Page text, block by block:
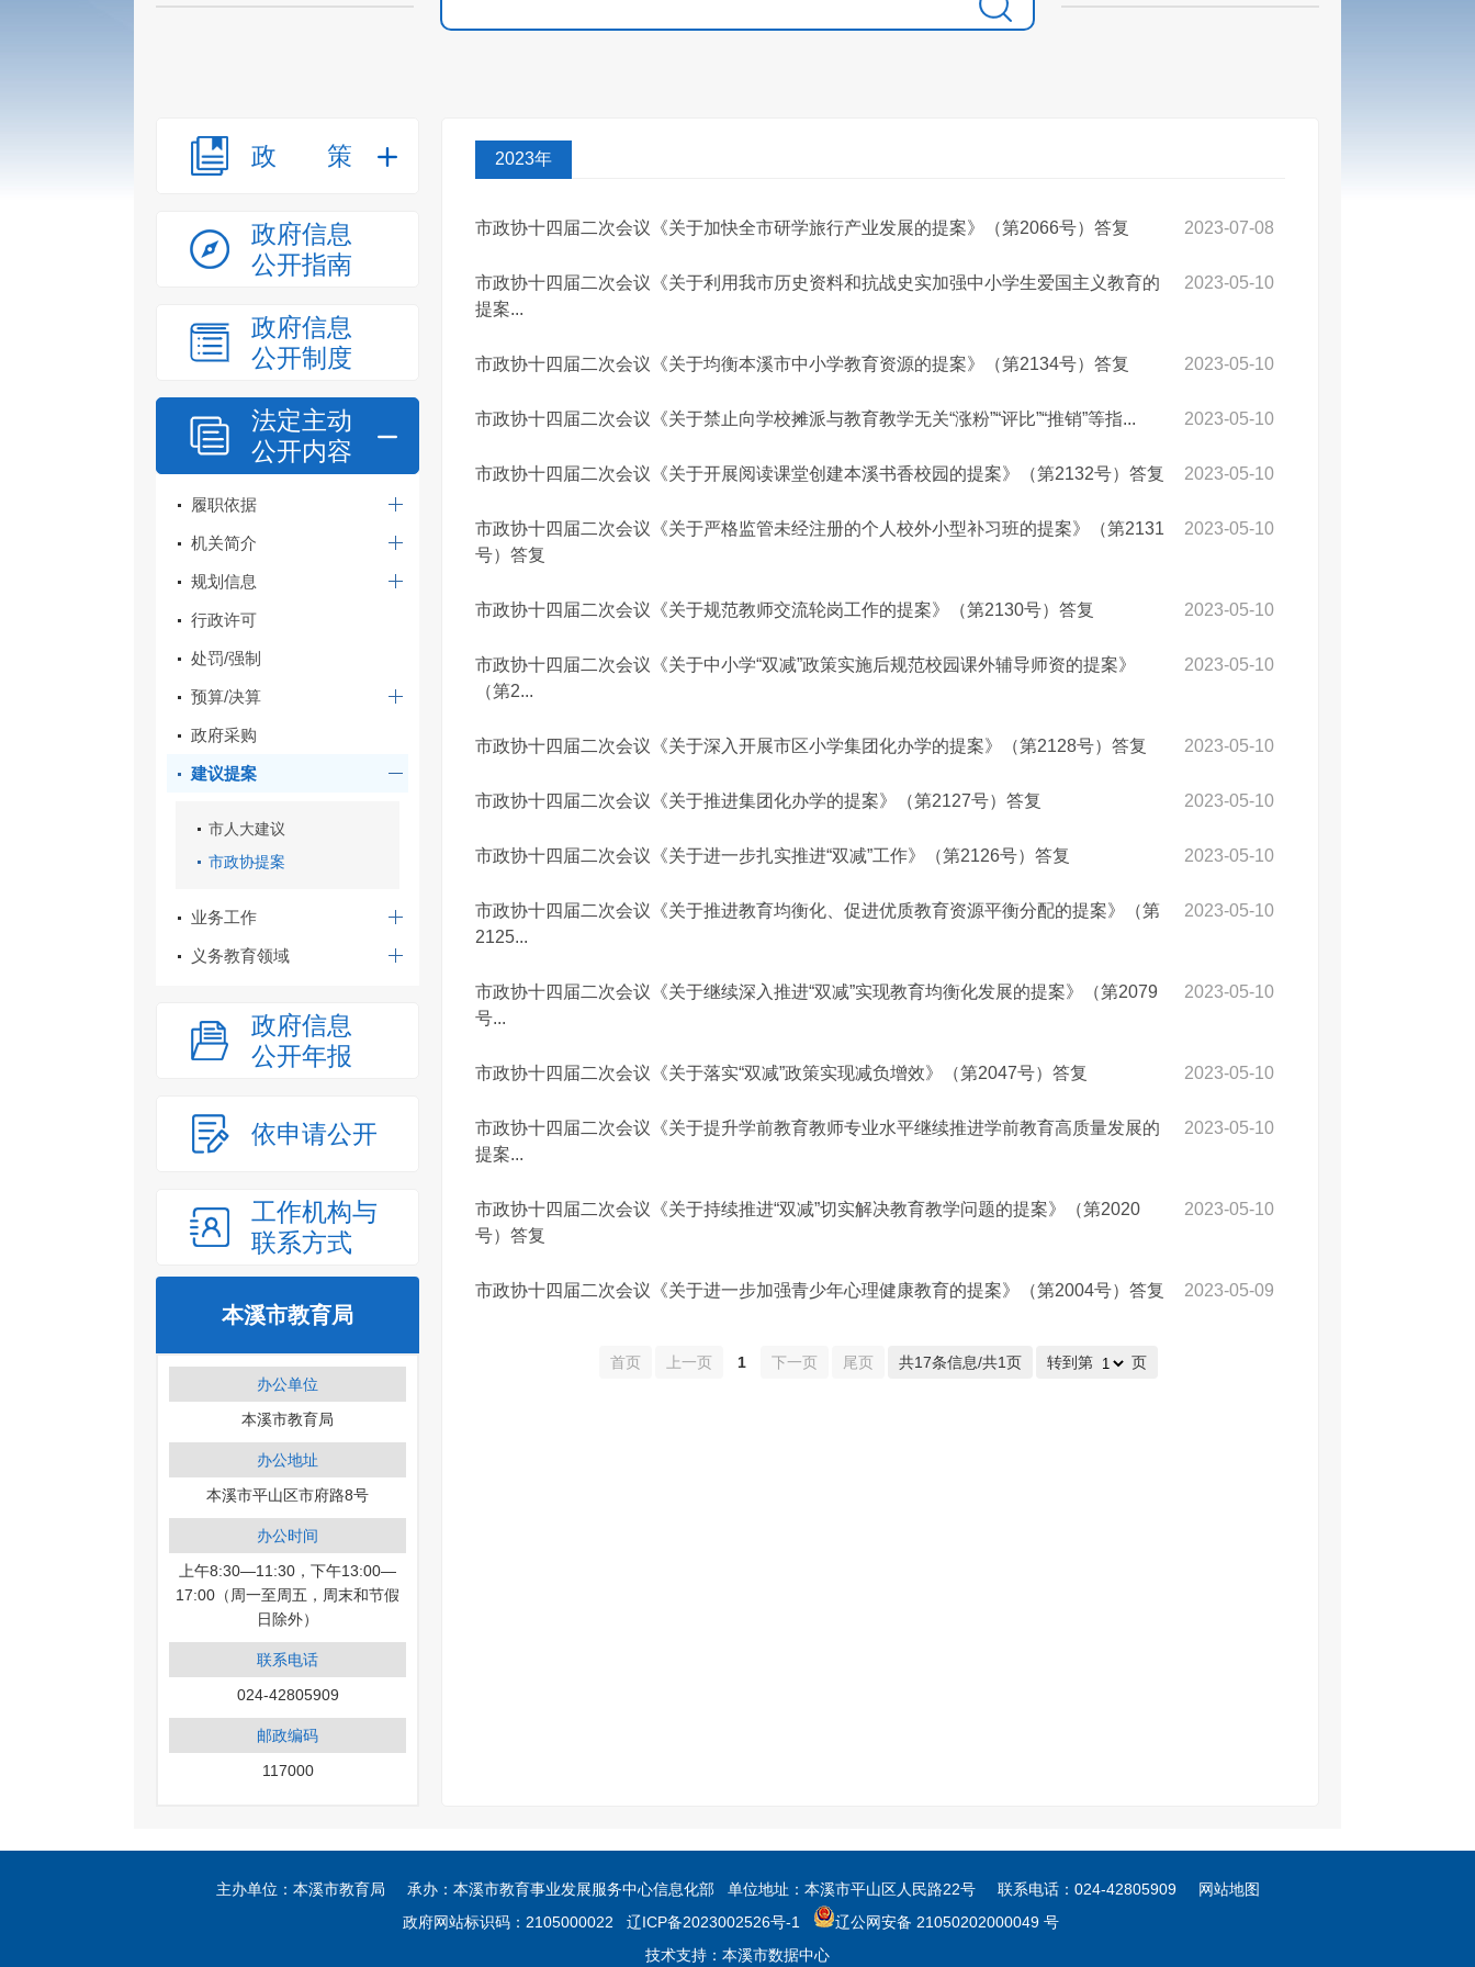
政策
政府信息
公开指南
政府信息
公开制度
法定主动
公开内容
履职依据
机关简介
规划信息
行政许可
处罚/强制
预算/决算
政府采购
建议提案
市人大建议
市政协提案
业务工作
义务教育领域
政府信息
公开年报
依申请公开
工作机构与
联系方式
本溪市教育局
办公单位
本溪市教育局
办公地址
本溪市平山区市府路8号
办公时间
上午8:30—11:30，下午13:00—
17:00（周一至周五，周末和节假
日除外）
联系电话
024-42805909
邮政编码
117000
2023年
2023-07-08
市政协十四届二次会议《关于加快全市研学旅行产业发展的提案》（第2066号）答复
2023-05-10
市政协十四届二次会议《关于利用我市历史资料和抗战史实加强中小学生爱国主义教育的
提案...
2023-05-10
市政协十四届二次会议《关于均衡本溪市中小学教育资源的提案》（第2134号）答复
2023-05-10
市政协十四届二次会议《关于禁止向学校摊派与教育教学无关“涨粉”“评比”“推销”等指...
2023-05-10
市政协十四届二次会议《关于开展阅读课堂创建本溪书香校园的提案》（第2132号）答复
2023-05-10
市政协十四届二次会议《关于严格监管未经注册的个人校外小型补习班的提案》（第2131
号）答复
2023-05-10
市政协十四届二次会议《关于规范教师交流轮岗工作的提案》（第2130号）答复
2023-05-10
市政协十四届二次会议《关于中小学“双减”政策实施后规范校园课外辅导师资的提案》
（第2...
2023-05-10
市政协十四届二次会议《关于深入开展市区小学集团化办学的提案》（第2128号）答复
2023-05-10
市政协十四届二次会议《关于推进集团化办学的提案》（第2127号）答复
2023-05-10
市政协十四届二次会议《关于进一步扎实推进“双减”工作》（第2126号）答复
2023-05-10
市政协十四届二次会议《关于推进教育均衡化、促进优质教育资源平衡分配的提案》（第
2125...
2023-05-10
市政协十四届二次会议《关于继续深入推进“双减”实现教育均衡化发展的提案》（第2079
号...
2023-05-10
市政协十四届二次会议《关于落实“双减”政策实现减负增效》（第2047号）答复
2023-05-10
市政协十四届二次会议《关于提升学前教育教师专业水平继续推进学前教育高质量发展的
提案...
2023-05-10
市政协十四届二次会议《关于持续推进“双减”切实解决教育教学问题的提案》（第2020
号）答复
2023-05-09
市政协十四届二次会议《关于进一步加强青少年心理健康教育的提案》（第2004号）答复
首页 上一页 1 下一页 尾页 共17条信息/共1页 转到第 页
主办单位：本溪市教育局 承办：本溪市教育事业发展服务中心信息化部 单位地址：本溪市平山区人民路22号 联系电话：024-42805909 网站地图
政府网站标识码：2105000022 辽ICP备2023002526号-1
辽公网安备 21050202000049 号
技术支持：本溪市数据中心